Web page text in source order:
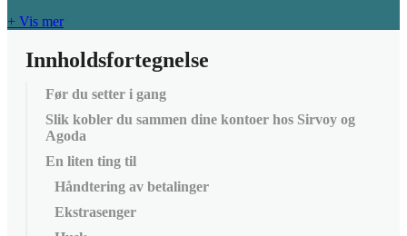
+ Vis mer
Innholdsfortegnelse
Før du setter i gang
Slik kobler du sammen dine kontoer hos Sirvoy og
Agoda
En liten ting til
Håndtering av betalinger
Ekstrasenger